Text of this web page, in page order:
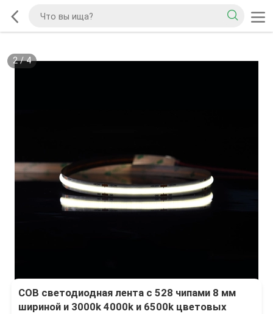
2/4
COB светодиодная лента с 528 чипами 8 мм
шириной и 3000k 4000k и 6500k цветовых